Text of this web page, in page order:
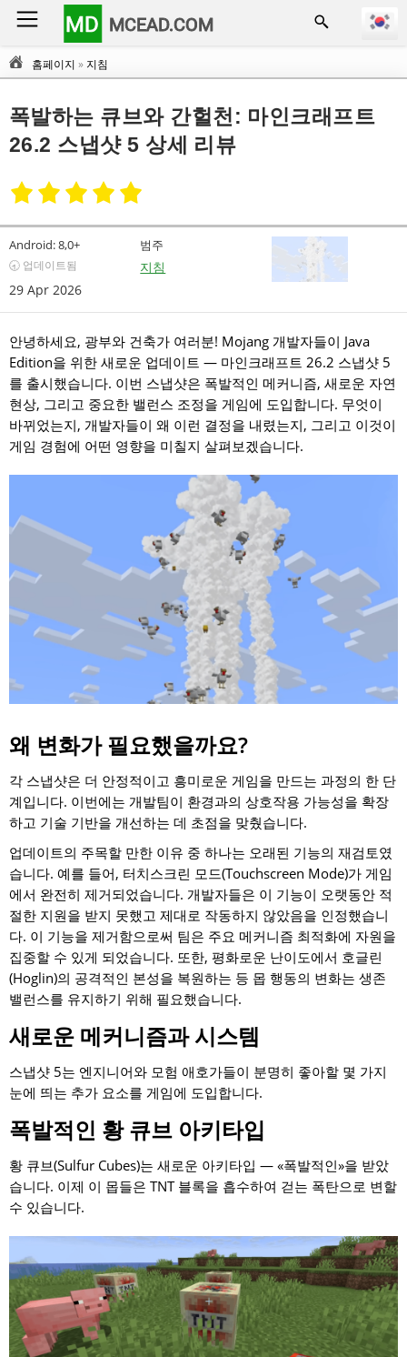
MD MCEAD.COM
홈페이지 » 지침
폭발하는 큐브와 간헐천: 마인크래프트
26.2 스냅샷 5 상세 리뷰
Android:8,0+
🕣 업데이트됨
29 Apr 2026
범주
지침
안녕하세요, 광부와 건축가 여러분! Mojang 개발자들이 Java
Edition을 위한 새로운 업데이트 — 마인크래프트 26.2 스냅샷 5
를 출시했습니다. 이번 스냅샷은 폭발적인 메커니즘, 새로운 자연
현상, 그리고 중요한 밸런스 조정을 게임에 도입합니다. 무엇이
바뀌었는지, 개발자들이 왜 이런 결정을 내렸는지, 그리고 이것이
게임 경험에 어떤 영향을 미칠지 살펴보겠습니다.
왜 변화가 필요했을까요?
각 스냅샷은 더 안정적이고 흥미로운 게임을 만드는 과정의 한 단
계입니다. 이번에는 개발팀이 환경과의 상호작용 가능성을 확장
하고 기술 기반을 개선하는 데 초점을 맞췄습니다.
업데이트의 주목할 만한 이유 중 하나는 오래된 기능의 재검토였
습니다. 예를 들어, 터치스크린 모드(Touchscreen Mode)가 게임
에서 완전히 제거되었습니다. 개발자들은 이 기능이 오랫동안 적
절한 지원을 받지 못했고 제대로 작동하지 않았음을 인정했습니
다. 이 기능을 제거함으로써 팀은 주요 메커니즘 최적화에 자원을
집중할 수 있게 되었습니다. 또한, 평화로운 난이도에서 호글린
(Hoglin)의 공격적인 본성을 복원하는 등 몹 행동의 변화는 생존
밸런스를 유지하기 위해 필요했습니다.
새로운 메커니즘과 시스템
스냅샷 5는 엔지니어와 모험 애호가들이 분명히 좋아할 몇 가지
눈에 띄는 추가 요소를 게임에 도입합니다.
폭발적인 황 큐브 아키타입
황 큐브(Sulfur Cubes)는 새로운 아키타입 — «폭발적인»을 받았
습니다. 이제 이 몹들은 TNT 블록을 흡수하여 걷는 폭탄으로 변할
수 있습니다.